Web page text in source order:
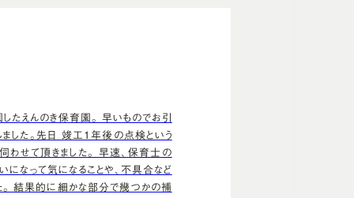
たえんのき保育園。 早いものでお引
した。先日 竣工1年後の点検という
わせて頂きました。 早速、保育士の
になって気になることや、不具合など
。 結果的に細かな部分で幾つかの補